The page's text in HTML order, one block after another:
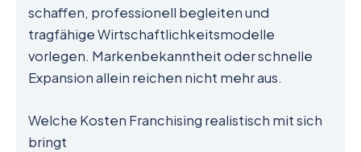
schaffen, professionell begleiten und
tragfähige Wirtschaftlichkeitsmodelle
vorlegen. Markenbekanntheit oder schnelle
Expansion allein reichen nicht mehr aus.
Welche Kosten Franchising realistisch mit sich
bringt